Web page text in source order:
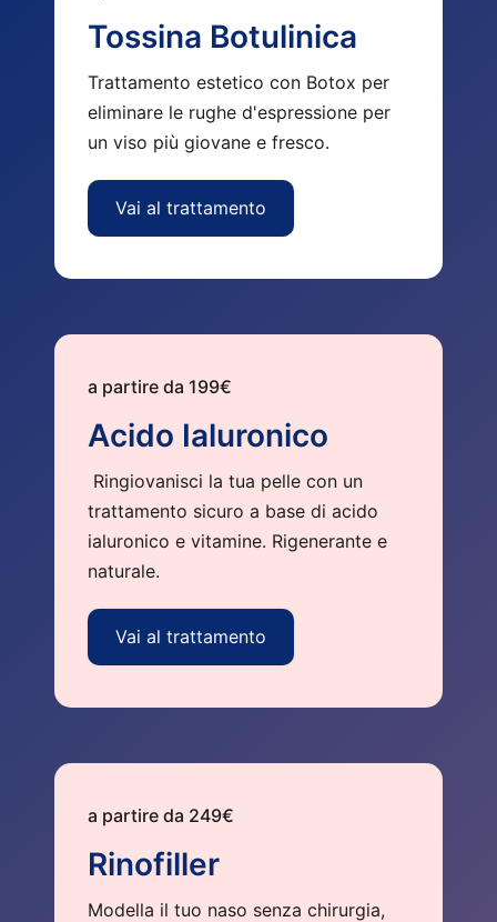
Tossina Botulinica
Trattamento estetico con Botox per
eliminare le rughe d'espressione per
un viso più giovane e fresco.
Vai al trattamento
a partire da 199€
Acido Ialuronico
Ringiovanisci la tua pelle con un
trattamento sicuro a base di acido
ialuronico e vitamine. Rigenerante e
naturale.
Vai al trattamento
a partire da 249€
Rinofiller
Modella il tuo naso senza chirurgia,